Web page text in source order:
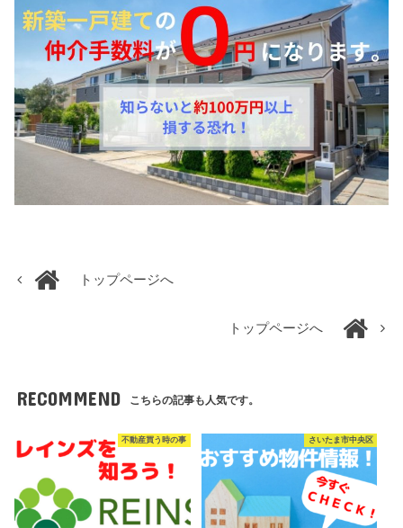
トップページへ
トップページへ
RECOMMEND こちらの記事も人気です。
不動産買う時の事 さいたま市中央区